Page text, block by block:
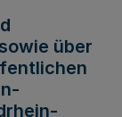
über